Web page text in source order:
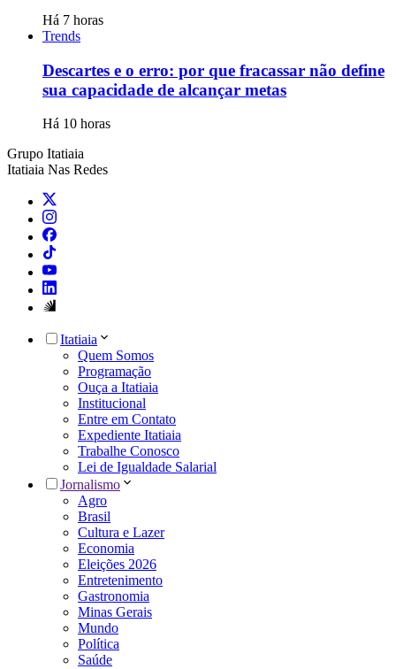
Há 7 horas
Trends
Descartes e o erro: por que fracassar não define
sua capacidade de alcançar metas
Há 10 horas
Grupo Itatiaia
Itatiaia Nas Redes
Itatiaia
Quem Somos
Programação
Ouça a Itatiaia
Institucional
Entre em Contato
Expediente Itatiaia
Trabalhe Conosco
Lei de Igualdade Salarial
Jornalismo
Agro
Brasil
Cultura e Lazer
Economia
Eleições 2026
Entretenimento
Gastronomia
Minas Gerais
Mundo
Política
Saúde